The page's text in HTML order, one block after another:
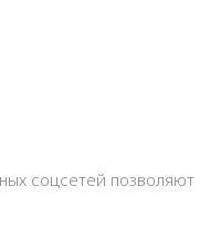
соцсетей позволяют